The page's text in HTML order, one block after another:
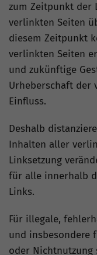
zum Zeitpunkt der
verlinkten Seiten
diesem Zeitpunkt
verlinkten Seiten
und zukünftige
Urheberschaft der
Einfluss.
Deshalb
Inhalten aller
Linksetzung
für alle innerhalb
Links.
Für illegale,
und insbesondere
oder